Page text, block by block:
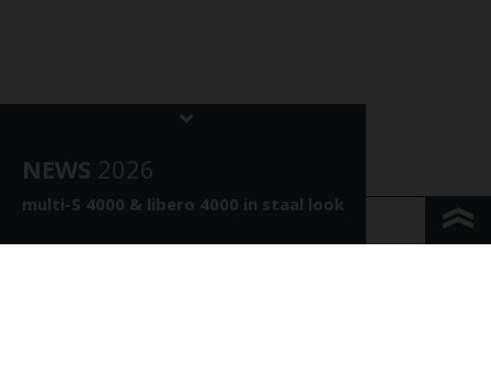
NEWS 2026
multi-S 4000 & libero 4000 in staal look